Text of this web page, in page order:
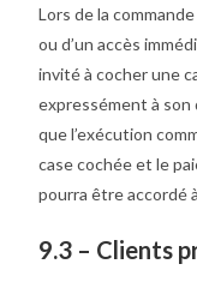
Lors de la
ou d’un accès
invité à cocher une
expressément à
que l’exécution
case cochée et le
pourra être accordé
9.3 – Clients